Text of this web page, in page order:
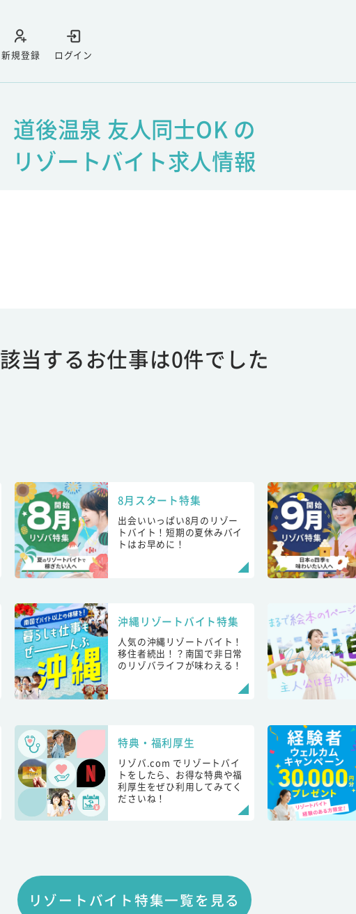
ログイン
新規登録
道後温泉 友人同士OK の
リゾートバイト求人情報
該当するお仕事は0件でした
8月スタート特集
出会いいっぱい8月のリゾー
トバイト！短期の夏休みバイ
トはお早めに！
沖縄リゾートバイト特集
人気の沖縄リゾートバイト！
移住者続出！？南国で非日常
のリゾバライフが味わえる！
特典・福利厚生
リゾバ.com でリゾートバイ
トをしたら、お得な特典や福
利厚生をぜひ利用してみてく
ださいね！
リゾートバイト特集一覧を見る